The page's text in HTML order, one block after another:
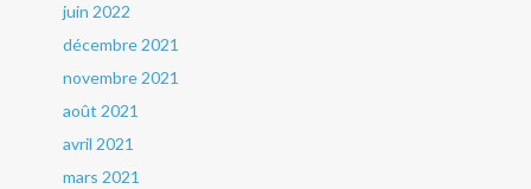
juin 2022
décembre 2021
novembre 2021
août 2021
avril 2021
mars 2021